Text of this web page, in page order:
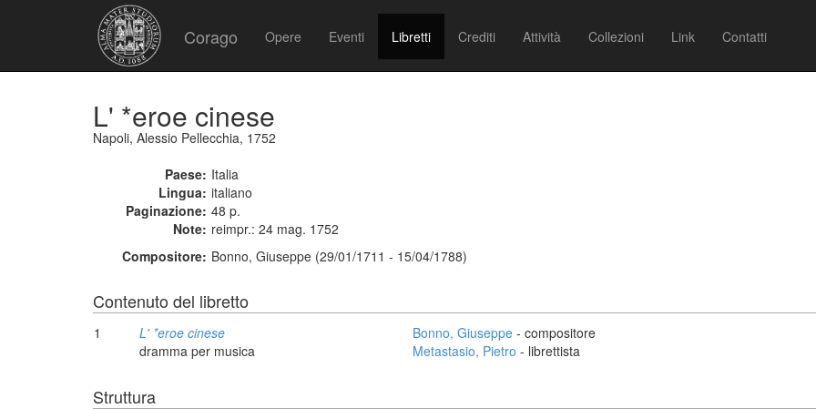
Corago Opere Eventi Libretti Crediti Attività Collezioni Link Contatti
L' *eroe cinese
Napoli, Alessio Pellecchia, 1752
Paese: Italia
Lingua: italiano
Paginazione: 48 p.
Note: reimpr.: 24 mag. 1752
Compositore: Bonno, Giuseppe (29/01/1711 - 15/04/1788)
Contenuto del libretto
1
L' *eroe cinese
dramma per musica
Bonno, Giuseppe - compositore
Metastasio, Pietro - librettista
Struttura